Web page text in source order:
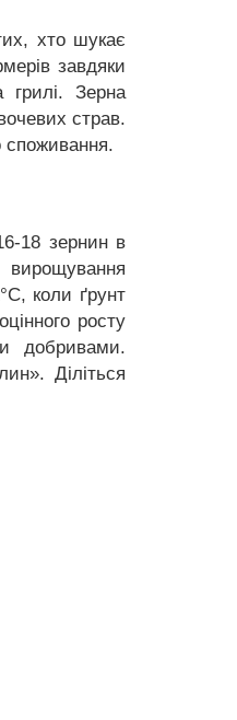
хто шукає
завдяки
грилі. Зерна
страв.
споживання.
18 зернин в
коли ґрунт
росту
добривами.
Діліться